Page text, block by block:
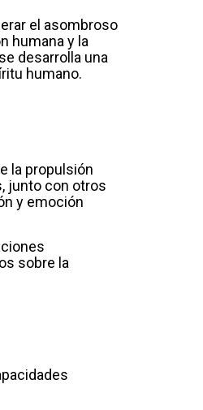
el asombroso
humana y la
desarrolla una
humano.
la propulsión
junto con otros
y emoción
sobre la